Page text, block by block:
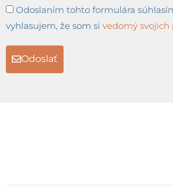
Odoslaním tohto formulára
vyhlasujem, že som si vedomý svojich
Odoslať